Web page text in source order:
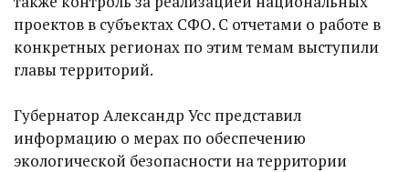
проектов в субъектах СФО. С отчетами о работе в
конкретных регионах по этим темам выступили
главы территорий.
Губернатор Александр Усс представил
информацию о мерах по обеспечению
экологической безопасности на территории